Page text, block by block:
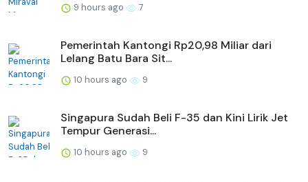
9 hours ago 7
Pemerintah Kantongi Rp20,98 Miliar dari
Lelang Batu Bara Sit...
10 hours ago 9
Singapura Sudah Beli F-35 dan Kini Lirik Jet
Tempur Generasi...
10 hours ago 9